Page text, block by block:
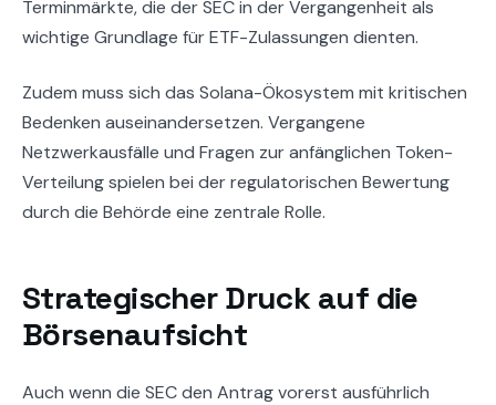
Terminmärkte, die der SEC in der Vergangenheit als
wichtige Grundlage für ETF-Zulassungen dienten.
Zudem muss sich das Solana-Ökosystem mit kritischen
Bedenken auseinandersetzen. Vergangene
Netzwerkausfälle und Fragen zur anfänglichen Token-
Verteilung spielen bei der regulatorischen Bewertung
durch die Behörde eine zentrale Rolle.
Strategischer Druck auf die
Börsenaufsicht
Auch wenn die SEC den Antrag vorerst ausführlich